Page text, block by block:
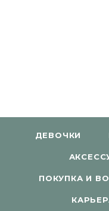
ДЕВОЧКИ
ПОКУПКА И